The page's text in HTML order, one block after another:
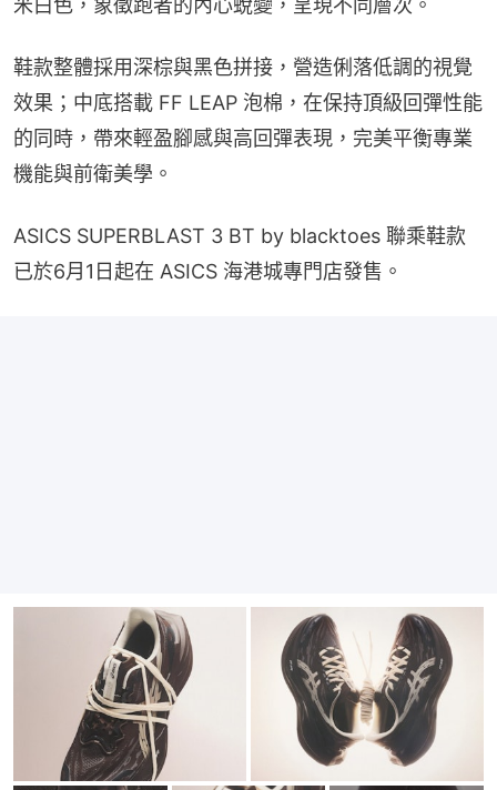
米白色，象徵跑者的內心蛻變，呈現不同層次。
鞋款整體採用深棕與黑色拼接，營造俐落低調的視覺
效果；中底搭載 FF LEAP 泡棉，在保持頂級回彈性能
的同時，帶來輕盈腳感與高回彈表現，完美平衡專業
機能與前衛美學。
ASICS SUPERBLAST 3 BT by blacktoes 聯乘鞋款
已於6月1日起在 ASICS 海港城專門店發售。